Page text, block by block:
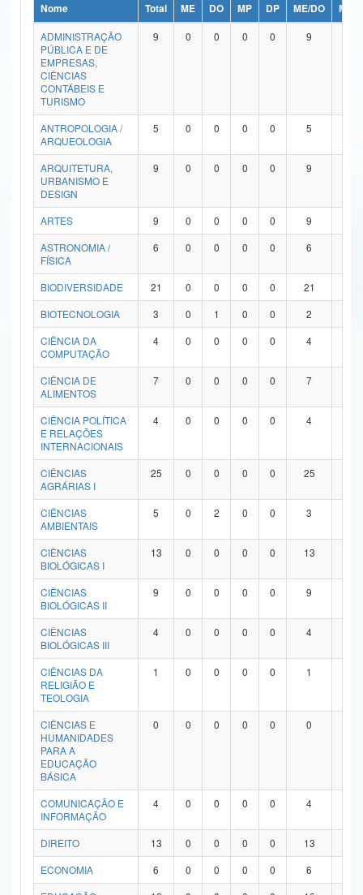
Ministério da Ciência, Tecnologia, Inovações e Comunicações
Ministério do Meio Ambiente
Ministério do Turismo
Ministério do Desenvolvimento Regional
Controladoria-Geral da União
Ministério da Mulher, da Família e dos Direitos Humanos
Secretaria de Governo
Advocacia-Geral da União
Banco Central do Brasil
Nome Total ME DO MP DP ME/DO
MP/
ADMINISTRAÇÃO
PÚBLICA E DE
EMPRESAS,
CIÊNCIAS
CONTÁBEIS E
TURISMO
9 0 0 0 0 9
ANTROPOLOGIA /
ARQUEOLOGIA
5 0 0 0 0 5
ARQUITETURA,
URBANISMO E
DESIGN
9 0 0 0 0 9
ARTES 9 0 0 0 0 9
ASTRONOMIA /
FÍSICA
6 0 0 0 0 6
BIODIVERSIDADE 21 0 0 0 0 21
BIOTECNOLOGIA
3 0 1 0 0 2
CIÊNCIA DA
COMPUTAÇÃO
4 0 0 0 0 4
CIÊNCIA DE
ALIMENTOS
7 0 0 0 0 7
CIÊNCIA POLÍTICA
E RELAÇÕES
INTERNACIONAIS
4 0 0 0 0 4
CIÊNCIAS
AGRÁRIAS I
25 0 0 0 0 25
CIÊNCIAS
AMBIENTAIS
5 0 2 0 0 3
CIÊNCIAS
BIOLÓGICAS I
13 0 0 0 0 13
CIÊNCIAS
BIOLÓGICAS II
9 0 0 0 0 9
CIÊNCIAS
BIOLÓGICAS III
4 0 0 0 0 4
CIÊNCIAS DA
RELIGIÃO E
TEOLOGIA
1 0 0 0 0 1
CIÊNCIAS E
HUMANIDADES
PARA A
EDUCAÇÃO
BÁSICA
0 0 0 0 0 0
COMUNICAÇÃO E
INFORMAÇÃO
4 0 0 0 0 4
DIREITO 13 0 0 0 0 13
ECONOMIA
6 0 0 0 0 6